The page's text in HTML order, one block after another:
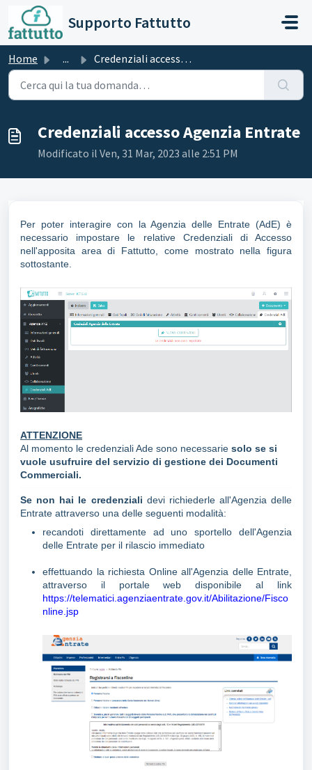
Salta al contenuto principale
Supporto Fattutto
Home ... Credenziali accesso Agenzia Entrate
Credenziali accesso Agenzia Entrate
Modificato il Ven, 31 Mar, 2023 alle 2:51 PM
Per poter interagire con la Agenzia delle Entrate (AdE) è
necessario impostare le relative Credenziali di Accesso
nell'apposita area di Fattutto, come mostrato nella figura
sottostante.
ATTENZIONE
Al momento le credenziali Ade sono necessarie solo se si
vuole usufruire del servizio di gestione dei Documenti
Commerciali.
Se non hai le credenziali devi richiederle all'Agenzia delle
Entrate attraverso una delle seguenti modalità:
recandoti direttamente ad uno sportello dell'Agenzia
delle Entrate per il rilascio immediato
effettuando la richiesta Online all'Agenzia delle Entrate,
attraverso il portale web disponibile al link
https://telematici.agenziaentrate.gov.it/Abilitazione/Fisco
nline.jsp